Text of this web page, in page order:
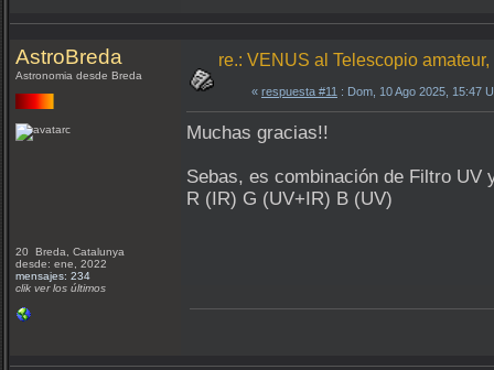
AstroBreda
Astronomia desde Breda
20 Breda, Catalunya
desde: ene, 2022
mensajes: 234
clik ver los últimos
re.: VENUS al Telescopio
« respuesta #11 : Dom, 10 Ago 2025, 15:47
Muchas gracias!!
Sebas, es combinación de Filtro UV
R (IR) G (UV+IR) B (UV)